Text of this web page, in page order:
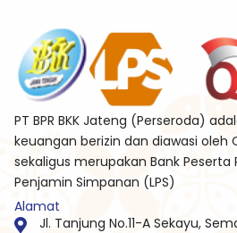
PT BPR BKK Jateng (Perseroda)
keuangan berizin dan diawasi oleh
sekaligus merupakan Bank
Penjamin Simpanan (LPS)
Alamat
Jl. Tanjung No.11-A Sekayu,